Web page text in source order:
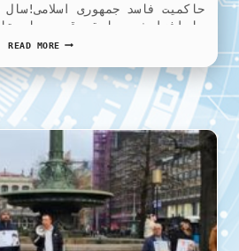
حاکمیت فاسد جمهوری
با افزایش بی‌سابقه قیمت
READ MOREگرانی
درصدی
مایحتاج
مردم